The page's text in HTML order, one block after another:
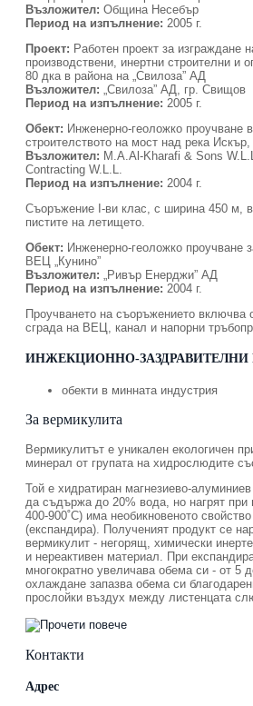
Възложител: Община Несебър
Период на изпълнение: 2005 г.
Проект: Работен проект за изграждане
производствени, инертни строителни и
80 дка в района на „Свилоза” АД
Възложител: „Свилоза” АД, гр. Свищов
Период на изпълнение: 2005 г.
Обект: Инженерно-геоложко проучване
строителството на мост над река
Възложител: M.A.Al-Kharafi & Sons
Contracting W.L.L.
Период на изпълнение: 2004 г.
Съоръжение I-ви клас, с ширина 450 м,
пистите на летището.
Обект: Инженерно-геоложко проучване
ВЕЦ „Кунино”
Възложител: „Ривър Енерджи” АД
Период на изпълнение: 2004 г.
Проучването на съоръжението включва
сграда на ВЕЦ, канал и напорни
ИНЖЕКЦИОННО-ЗАЗДРАВИТЕЛНИ
обекти в минната индустрия
За вермикулита
Вермикулитът е уникален екологичен
минерал от групата на хидрослюдите
Той е хидратиран магнезиево-
да съдържа до 20% вода, но нагрят при
400-900˚С) има необикновеното
(експандира). Полученият продукт се
вермикулит - негорящ, химически
и нереактивен материал. При
многократно увеличава обема си - от 5
охлаждане запазва обема си
прослойки въздух между листенцата
Контакти
Адрес